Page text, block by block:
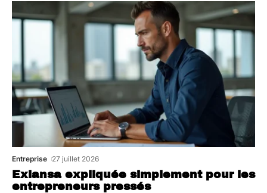
Exlansa expliquée simplement pour les
entrepreneurs pressés
Entreprise 27 juillet 2026